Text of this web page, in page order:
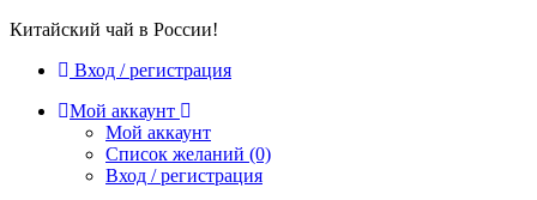
Китайский чай в России!
Вход / регистрация
Мой аккаунт
Мой аккаунт
Список желаний (0)
Вход / регистрация